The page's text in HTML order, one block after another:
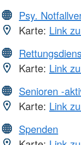
Psy.
Karte: Link
Karte: Link
Senioren -
Karte: Link
Spenden